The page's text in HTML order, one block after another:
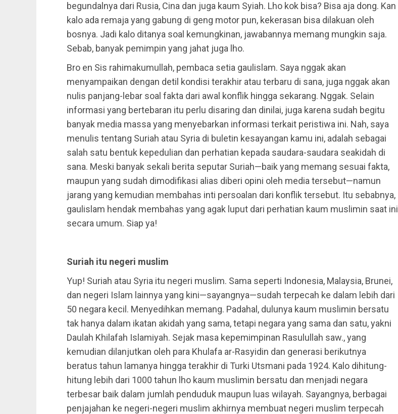
begundalnya dari Rusia, Cina dan juga kaum Syiah. Lho kok bisa? Bisa aja dong. Kan
kalo ada remaja yang gabung di geng motor pun, kekerasan bisa dilakuan oleh
bosnya. Jadi kalo ditanya soal kemungkinan, jawabannya memang mungkin saja.
Sebab, banyak pemimpin yang jahat juga lho.
Bro en Sis rahimakumullah, pembaca setia gaulislam. Saya nggak akan
menyampaikan dengan detil kondisi terakhir atau terbaru di sana, juga nggak akan
nulis panjang-lebar soal fakta dari awal konflik hingga sekarang. Nggak. Selain
informasi yang bertebaran itu perlu disaring dan dinilai, juga karena sudah begitu
banyak media massa yang menyebarkan informasi terkait peristiwa ini. Nah, saya
menulis tentang Suriah atau Syria di buletin kesayangan kamu ini, adalah sebagai
salah satu bentuk kepedulian dan perhatian kepada saudara-saudara seakidah di
sana. Meski banyak sekali berita seputar Suriah—baik yang memang sesuai fakta,
maupun yang sudah dimodifikasi alias diberi opini oleh media tersebut—namun
jarang yang kemudian membahas inti persoalan dari konflik tersebut. Itu sebabnya,
gaulislam hendak membahas yang agak luput dari perhatian kaum muslimin saat ini
secara umum. Siap ya!
Suriah itu negeri muslim
Yup! Suriah atau Syria itu negeri muslim. Sama seperti Indonesia, Malaysia, Brunei,
dan negeri Islam lainnya yang kini—sayangnya—sudah terpecah ke dalam lebih dari
50 negara kecil. Menyedihkan memang. Padahal, dulunya kaum muslimin bersatu
tak hanya dalam ikatan akidah yang sama, tetapi negara yang sama dan satu, yakni
Daulah Khilafah Islamiyah. Sejak masa kepemimpinan Rasulullah saw., yang
kemudian dilanjutkan oleh para Khulafa ar-Rasyidin dan generasi berikutnya
beratus tahun lamanya hingga terakhir di Turki Utsmani pada 1924. Kalo dihitung-
hitung lebih dari 1000 tahun lho kaum muslimin bersatu dan menjadi negara
terbesar baik dalam jumlah penduduk maupun luas wilayah. Sayangnya, berbagai
penjajahan ke negeri-negeri muslim akhirnya membuat negeri muslim terpecah